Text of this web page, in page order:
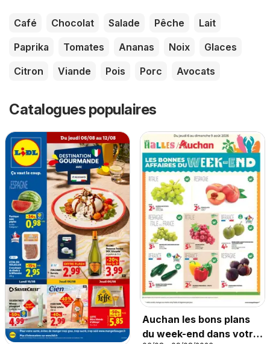
Café Chocolat Salade Pêche
Lait
Paprika
Tomates Ananas Noix
Glaces
Citron
Viande Pois Porc Avocats
Catalogues populaires
Auchan les bons plans
du week-end dans votre